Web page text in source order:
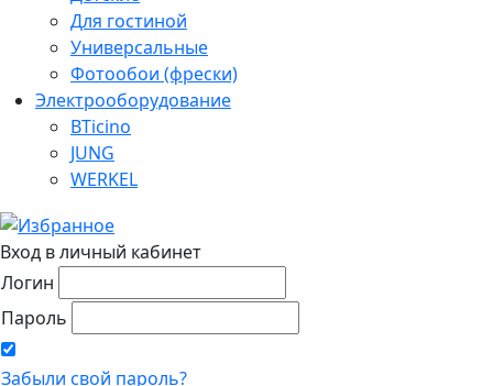
Для гостиной
Универсальные
Фотообои (фрески)
Электрооборудование
BTicino
JUNG
WERKEL
Вход в личный кабинет
Логин
Пароль
Забыли свой пароль?